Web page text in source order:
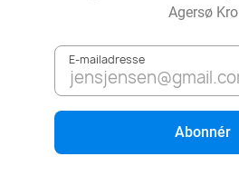
Agersø Kro
E-mailadresse
Abonnér